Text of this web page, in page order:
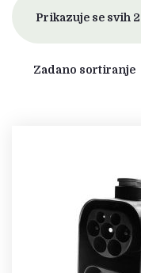
Prikazuje se svih